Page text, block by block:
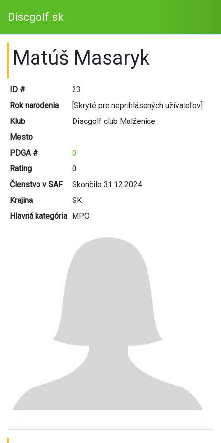
Discgolf.sk
Matúš Masaryk
ID #
23
Rok narodenia
[Skryté pre neprihlásených užívateľov]
Klub
Discgolf club Malženice
Mesto
PDGA #
0
Rating
0
Členstvo v SAF
Skončilo 31.12.2024
Krajina
SK
Hlavná kategória MPO